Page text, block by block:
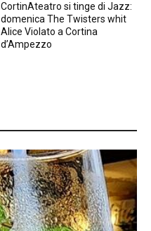
CortinAteatro si tinge di Jazz:
domenica The Twisters whit
Alice Violato a Cortina
d’Ampezzo